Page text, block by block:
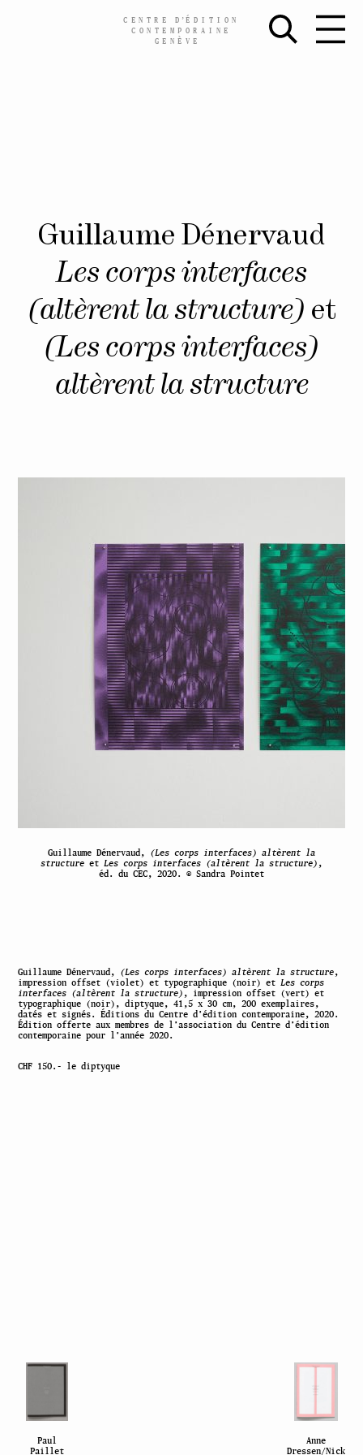
CENTRE D’ÉDITION
CONTEMPORAINE
GENÈVE
Guillaume Dénervaud
Les corps interfaces
(altèrent la structure) et
(Les corps interfaces)
altèrent la structure
Guillaume Dénervaud, (Les corps interfaces) altèrent la
structure et Les corps interfaces (altèrent la structure) ,
éd. du CEC, 2020. © Sandra Pointet
Guillaume Dénervaud, (Les corps interfaces) altèrent la structure,
impression offset (violet) et typographique (noir) et Les corps
interfaces (altèrent la structure) , impression offset (vert) et
typographique (noir), diptyque, 41,5 x 30 cm, 200 exemplaires,
datés et signés. Éditions du Centre d’édition contemporaine, 2020.
Édition offerte aux membres de l’association du Centre d’édition
contemporaine pour l’année 2020.
CHF 150.- le diptyque
Paul
Paillet
Anne
Dressen/Nick